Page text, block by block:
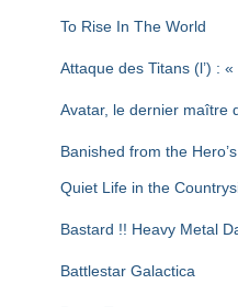
To Rise In The World
Attaque des Titans (l’) :
Avatar, le dernier maître
Banished from the
Quiet Life in the
Bastard !! Heavy Metal
Battlestar Galactica